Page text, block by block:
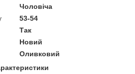
Чоловіча
53-54
Так
Новий
Оливковий